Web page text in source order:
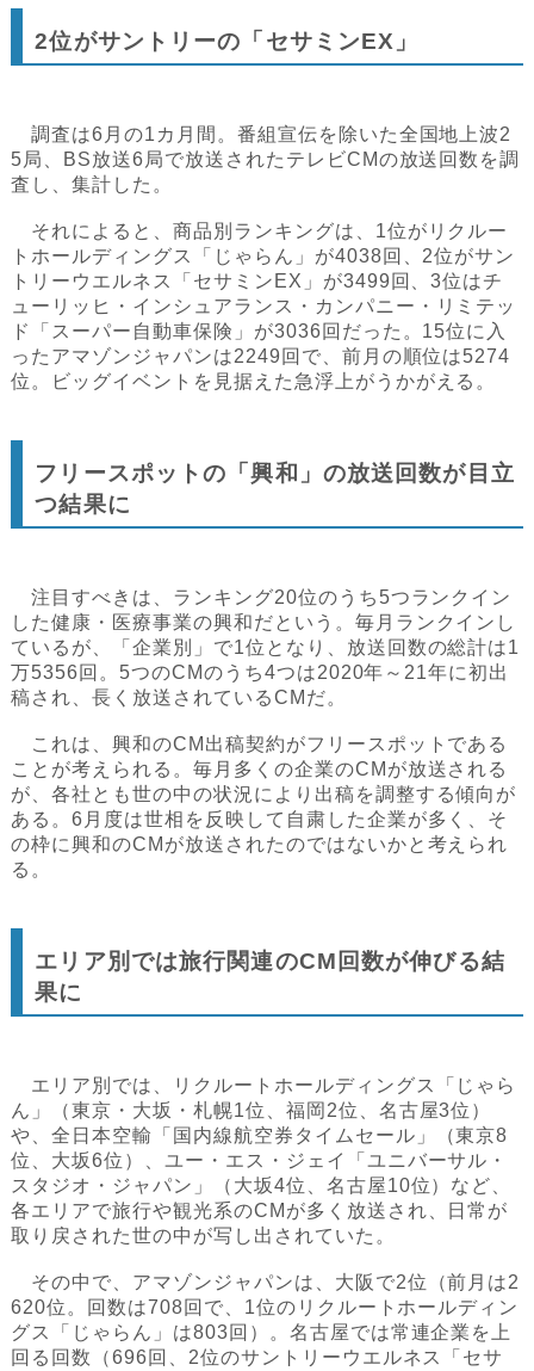
2位がサントリーの「セサミンEX」
調査は6月の1カ月間。番組宣伝を除いた全国地上波2
5局、BS放送6局で放送されたテレビCMの放送回数を調
査し、集計した。
それによると、商品別ランキングは、1位がリクルー
トホールディングス「じゃらん」が4038回、2位がサン
トリーウエルネス「セサミンEX」が3499回、3位はチ
ューリッヒ・インシュアランス・カンパニー・リミテッ
ド「スーパー自動車保険」が3036回だった。15位に入
ったアマゾンジャパンは2249回で、前月の順位は5274
位。ビッグイベントを見据えた急浮上がうかがえる。
フリースポットの「興和」の放送回数が目立
つ結果に
注目すべきは、ランキング20位のうち5つランクイン
した健康・医療事業の興和だという。毎月ランクインし
ているが、「企業別」で1位となり、放送回数の総計は1
万5356回。5つのCMのうち4つは2020年～21年に初出
稿され、長く放送されているCMだ。
これは、興和のCM出稿契約がフリースポットである
ことが考えられる。毎月多くの企業のCMが放送される
が、各社とも世の中の状況により出稿を調整する傾向が
ある。6月度は世相を反映して自粛した企業が多く、そ
の枠に興和のCMが放送されたのではないかと考えられ
る。
エリア別では旅行関連のCM回数が伸びる結
果に
エリア別では、リクルートホールディングス「じゃら
ん」（東京・大坂・札幌1位、福岡2位、名古屋3位）
や、全日本空輸「国内線航空券タイムセール」（東京8
位、大坂6位）、ユー・エス・ジェイ「ユニバーサル・
スタジオ・ジャパン」（大坂4位、名古屋10位）など、
各エリアで旅行や観光系のCMが多く放送され、日常が
取り戻された世の中が写し出されていた。
その中で、アマゾンジャパンは、大阪で2位（前月は2
620位。回数は708回で、1位のリクルートホールディン
グス「じゃらん」は803回）。名古屋では常連企業を上
回る回数（696回、2位のサントリーウエルネス「セサ